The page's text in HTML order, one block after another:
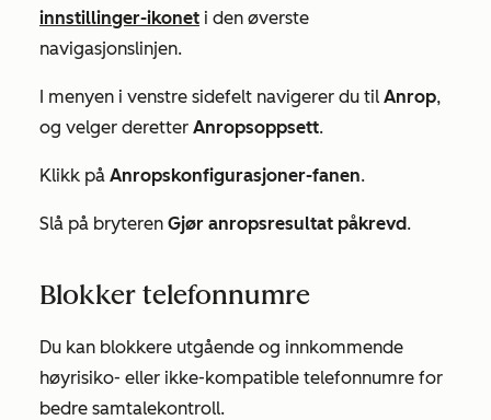
innstillinger-ikonet i den øverste
navigasjonslinjen.
I menyen i venstre sidefelt navigerer du til Anrop,
og velger deretter Anropsoppsett.
Klikk på Anropskonfigurasjoner-fanen.
Slå på bryteren Gjør anropsresultat påkrevd.
Blokker telefonnumre
Du kan blokkere utgående og innkommende
høyrisiko- eller ikke-kompatible telefonnumre for
bedre samtalekontroll.